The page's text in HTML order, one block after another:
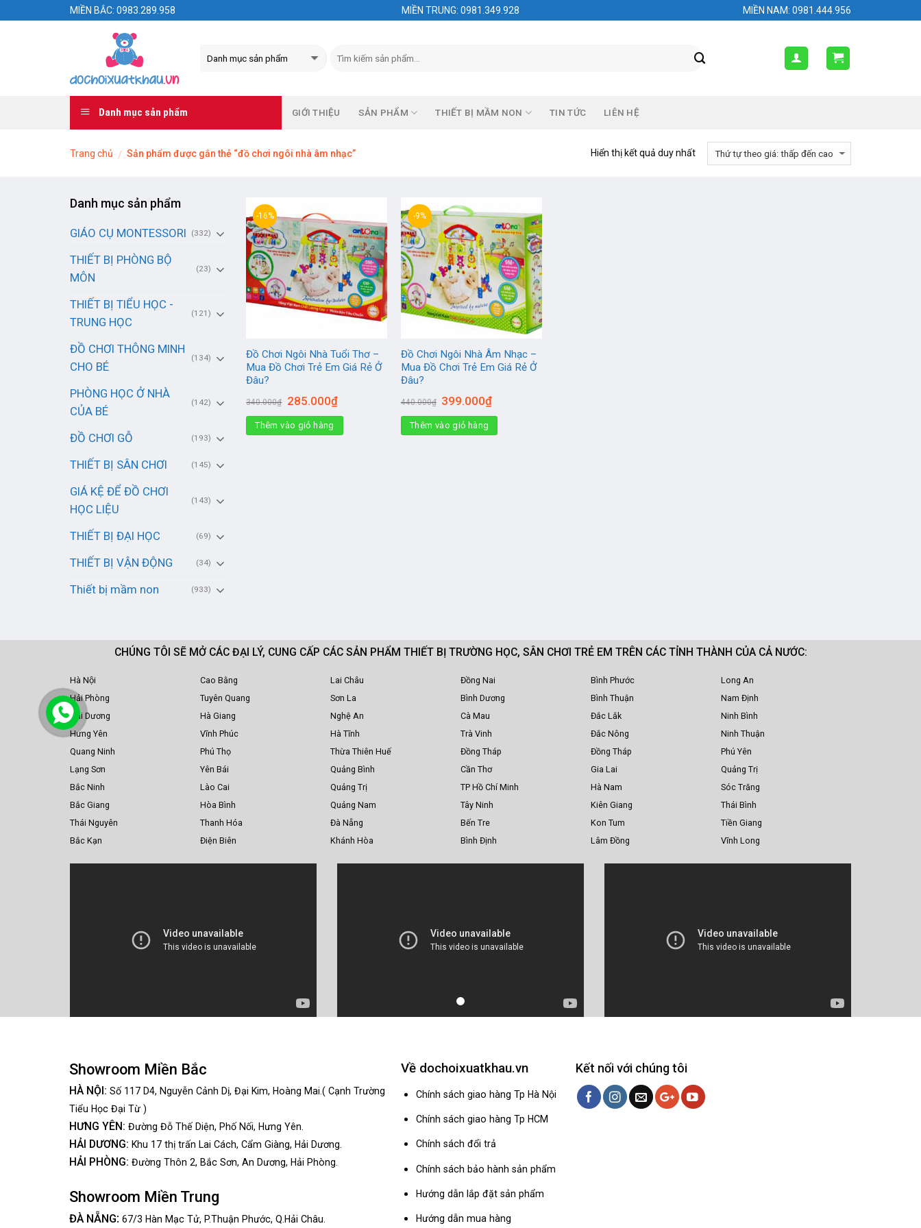
MIỀN BẮC: 0983.289.958 MIỀN TRUNG: 0981.349.928 MIỀN NAM: 0981.444.956
Danh mục sản phẩm GIỚI THIỆU SẢN PHẨM THIẾT BỊ MẦM NON TIN TỨC LIÊN HỆ
Trang chủ / Sản phẩm được gắn thẻ “đồ chơi ngôi nhà âm nhạc” Hiển thị kết quả duy nhất
Danh mục sản phẩm
GIÁO CỤ MONTESSORI (332)
THIẾT BỊ PHÒNG BỘ
MÔN
(23)
THIẾT BỊ TIỂU HỌC -
TRUNG HỌC
(121)
ĐỒ CHƠI THÔNG MINH
CHO BÉ
(134)
PHÒNG HỌC Ở NHÀ
CỦA BÉ
(142)
ĐỒ CHƠI GỖ (193)
THIẾT BỊ SÂN CHƠI (145)
GIÁ KỆ ĐỂ ĐỒ CHƠI
HỌC LIỆU
(143)
THIẾT BỊ ĐẠI HỌC (69)
THIẾT BỊ VẬN ĐỘNG (34)
Thiết bị mầm non (933)
-16%
Đồ Chơi Ngôi Nhà Tuổi Thơ –
Mua Đồ Chơi Trẻ Em Giá Rẻ Ở
Đâu?
340.000₫
Giá
là:
340.000₫.
285.000₫Giá
hiện
tại
Thêm vào giỏ hàng
-9%
Đồ Chơi Ngôi Nhà Âm Nhạc –
Mua Đồ Chơi Trẻ Em Giá Rẻ Ở
Đâu?
440.000₫ Giá
là:
440.000₫.
399.000₫Giá
tại
Thêm vào giỏ hàng
CHÚNG TÔI SẼ MỞ CÁC ĐẠI LÝ, CUNG CẤP CÁC SẢN PHẨM THIẾT BỊ TRƯỜNG HỌC, SÂN CHƠI TRẺ EM TRÊN CÁC TỈNH THÀNH CỦA CẢ NƯỚC:
Hà Nội
Hải Phòng
Hải Dương
Hưng Yên
Quang Ninh
Lạng Sơn
Bắc Ninh
Bắc Giang
Thái Nguyên
Bắc Kạn
Cao Bằng
Tuyên Quang
Hà Giang
Vĩnh Phúc
Phú Thọ
Yên Bái
Lào Cai
Hòa Bình
Thanh Hóa
Điện Biên
Lai Châu
Sơn La
Nghệ An
Hà Tĩnh
Thừa Thiên Huế
Quảng Bình
Quảng Trị
Quảng Nam
Đà Nẵng
Khánh Hòa
Đồng Nai
Bình Dương
Cà Mau
Trà Vinh
Đồng Tháp
Cần Thơ
TP Hồ Chí Minh
Tây Ninh
Bến Tre
Bình Định
Bình Phước
Bình Thuận
Đắc Lắk
Đắc Nông
Đồng Tháp
Gia Lai
Hà Nam
Kiên Giang
Kon Tum
Lâm Đồng
Long An
Nam Định
Ninh Bình
Ninh Thuận
Phú Yên
Quảng Trị
Sóc Trăng
Thái Bình
Tiền Giang
Vĩnh Long
Showroom Miền Bắc
HÀ NỘI: Số 117 D4, Nguyễn Cảnh Dị, Đại Kim, Hoàng Mai.( Cạnh Trường
Tiểu Học Đại Từ )
HƯNG YÊN: Đường Đỗ Thế Diện, Phố Nối, Hưng Yên.
HẢI DƯƠNG: Khu 17 thị trấn Lai Cách, Cẩm Giàng, Hải Dương.
HẢI PHÒNG: Đường Thôn 2, Bắc Sơn, An Dương, Hải Phòng.
Showroom Miền Trung
ĐÀ NẴNG: 67/3 Hàn Mạc Tử, P.Thuận Phước, Q.Hải Châu.
Về dochoixuatkhau.vn
Chính sách giao hàng Tp Hà Nội
Chính sách giao hàng Tp HCM
Chính sách đổi trả
Chính sách bảo hành sản phẩm
Hướng dẫn lắp đặt sản phẩm
Hướng dẫn mua hàng
Kết nối với chúng tôi